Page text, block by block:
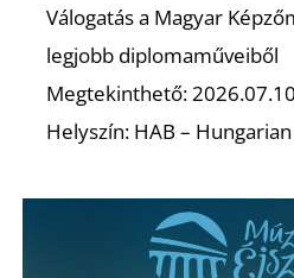
Válogatás a Magyar
legjobb diplomaműveiből
Megtekinthető:
Helyszín: HAB –